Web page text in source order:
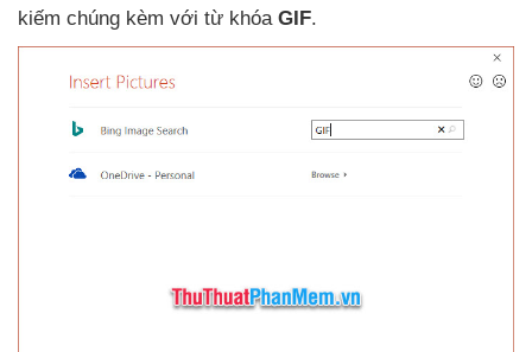
kiếm chúng kèm với từ khóa GIF.